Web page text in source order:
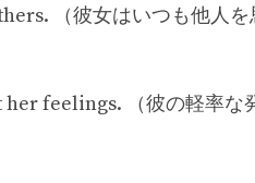
（彼女はいつも他人を
feelings. （彼の軽率な